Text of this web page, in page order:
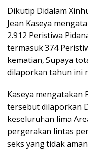
Dikutip Didalam
Jean Kaseya
2.912 Peristiwa
termasuk 374
kematian, Supaya
dilaporkan tahun ini
Kaseya mengatakan
tersebut dilaporkan
keseluruhan lima
pergerakan lintas
seks yang tidak